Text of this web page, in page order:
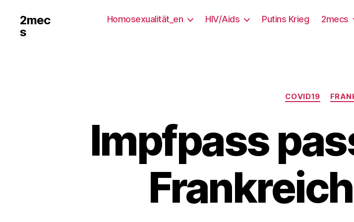
2mec
s
Homosexualität_en HIV/Aids Putins Krieg 2mecs
COVID19
Impfpass